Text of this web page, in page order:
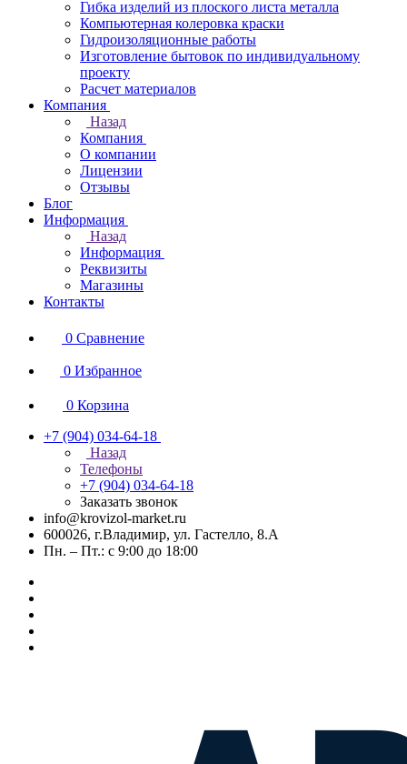
Гибка изделий из плоского листа металла
Компьютерная колеровка краски
Гидроизоляционные работы
Изготовление бытовок по индивидуальному
проекту
Расчет материалов
Компания
Назад
Компания
О компании
Лицензии
Отзывы
Блог
Информация
Назад
Информация
Реквизиты
Магазины
Контакты
0 Сравнение
0 Избранное
0 Корзина
+7 (904) 034-64-18
Назад
Телефоны
+7 (904) 034-64-18
Заказать звонок
info@krovizol-market.ru
600026, г.Владимир, ул. Гастелло, 8.А
Пн. – Пт.: с 9:00 до 18:00